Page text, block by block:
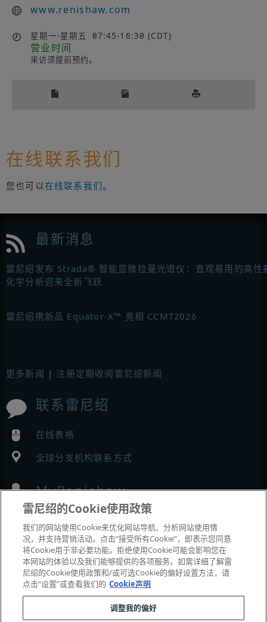
www.renishaw.com
星期一-星期五 07:45-16:30 (CDT)
营业时间
来访须提前预约。
在线联系我们
您也可以在线联系我们。
最新消息
雷尼绍发布 Strada® 智能显微拉曼光谱仪：直观易用的高性
化学分析迎来全新飞跃
雷尼绍携新品 Equator-X™ 亮相 CCMT2026
更多新闻 | 注册定期收阅雷尼绍新闻
联系雷尼绍
在线表格
全球分支机构联系方式
MyRenishaw
在线商城
展会与市场活动
我们参加的活动
雷尼绍的Cookie使用政策
我们的网站使用Cookie来优化网站导航、分析网站使用情
况，并支持营销活动。点击“接受所有Cookie”，即表示您同意
将Cookie用于非必要功能。拒绝使用Cookie可能会影响您在
本网站的体验以及我们能够提供的各项服务。如需详细了解雷
尼绍的Cookie使用政策和/或可选Cookie的偏好设置方法，请
点击“设置”或查看我们的 Cookie声明
调整我的偏好